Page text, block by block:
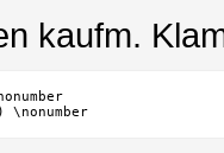
kaufm.
\nonumber